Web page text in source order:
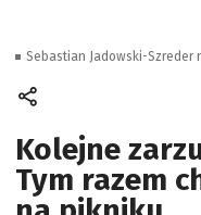
Kolejne
Tym razem
Sebastian Jadowski-Szreder